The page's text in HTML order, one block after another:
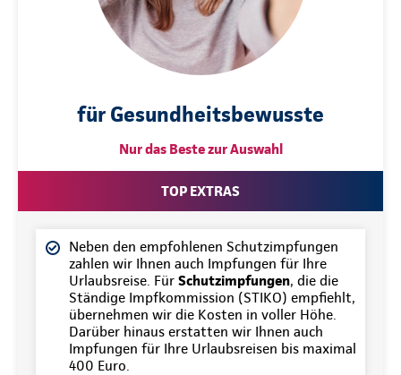
für Gesundheitsbewusste
Nur das Beste zur Auswahl
TOP EXTRAS
Neben den empfohlenen Schutzimpfungen
zahlen wir Ihnen auch Impfungen für Ihre
Urlaubsreise. Für Schutzimpfungen, die die
Ständige Impfkommission (STIKO) empfiehlt,
übernehmen wir die Kosten in voller Höhe.
Darüber hinaus erstatten wir Ihnen auch
Impfungen für Ihre Urlaubsreisen bis maximal
400 Euro.